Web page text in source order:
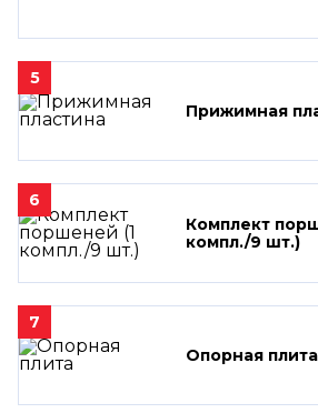
5
Прижимная
6
Комплект
компл./9 шт.)
7
Опорная плита